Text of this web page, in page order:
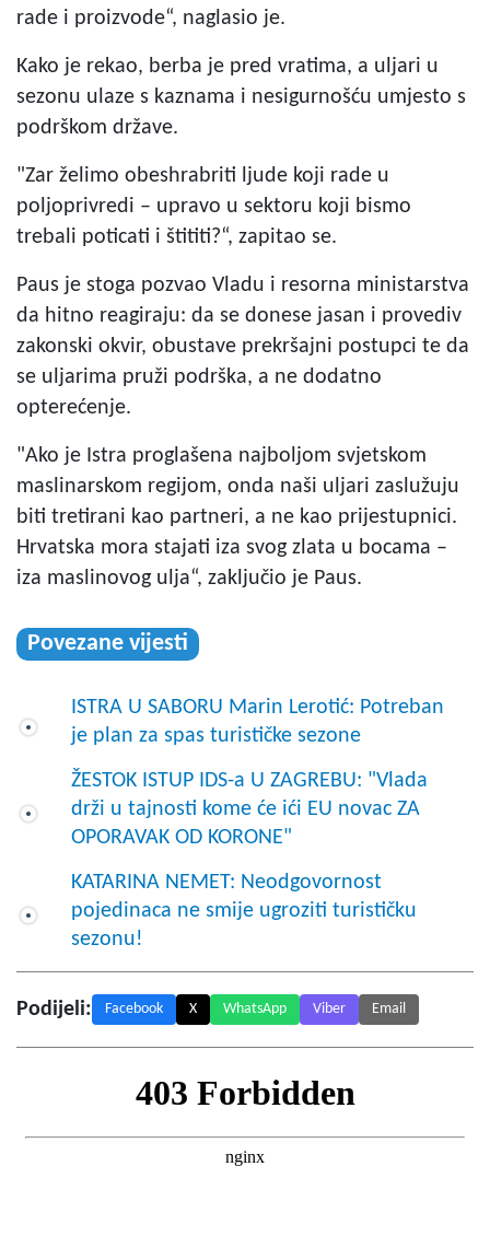
rade i proizvode“, naglasio je.
Kako je rekao, berba je pred vratima, a uljari u
sezonu ulaze s kaznama i nesigurnošću umjesto s
podrškom države.
"Zar želimo obeshrabriti ljude koji rade u
poljoprivredi – upravo u sektoru koji bismo
trebali poticati i štititi?“, zapitao se.
Paus je stoga pozvao Vladu i resorna ministarstva
da hitno reagiraju: da se donese jasan i provediv
zakonski okvir, obustave prekršajni postupci te da
se uljarima pruži podrška, a ne dodatno
opterećenje.
"Ako je Istra proglašena najboljom svjetskom
maslinarskom regijom, onda naši uljari zaslužuju
biti tretirani kao partneri, a ne kao prijestupnici.
Hrvatska mora stajati iza svog zlata u bocama –
iza maslinovog ulja“, zaključio je Paus.
Povezane vijesti
ISTRA U SABORU Marin Lerotić: Potreban
je plan za spas turističke sezone
ŽESTOK ISTUP IDS-a U ZAGREBU: "Vlada
drži u tajnosti kome će ići EU novac ZA
OPORAVAK OD KORONE"
KATARINA NEMET: Neodgovornost
pojedinaca ne smije ugroziti turističku
sezonu!
Podijeli: Facebook X WhatsApp Viber Email